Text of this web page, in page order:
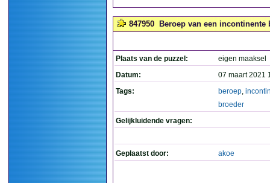
847950 Beroep van een incontinente
Plaats van de puzzel:
eigen maaksel
Datum:
07 maart 2021
Tags:
beroep,
broeder
Gelijkluidende vragen:
Geplaatst door: akoe